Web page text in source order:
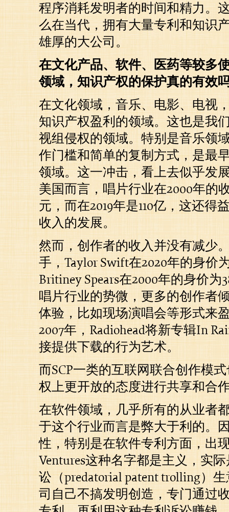
程序消耗发明者的时间和精力。
么在当代，拥有大量专利和知识
雄厚的大公司。
在文化产品、软件、医药等较多
领域，知识产权的保护真的有效
在文化领域，音乐、电影、电视
知识产权盈利的领域。这也是我
视组侵权的领域。特别是音乐领
作门槛和简单的复制方式，是最
领域。这一冲击，看上去似乎发
美国而言，唱片行业在2000年的
元，而在2019年是110亿，这还得
收入的发展。
然而，创作者的收入并没有减少
手，Taylor Swift在2020年的身价
Britiney Spears在2000年的身价为
唱片行业的势微，更多的创作者
体验，比如现场演唱会等形式来
2007年，Radiohead将新专辑In
接提供下载的行为艺术。
而SCP一类的互联网联合创作模
权上更开放的态度进行共享和合
在软件领域，几乎所有的从业者
于这个行业而言是弊大于利的。
性，特别是在软件专利方面，出
Ventures这种名字都是主义，实
讼（predatorial patent trolling）
司自己不搞发明创造，专门通过